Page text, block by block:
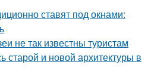
ставят под окнами:
не так известны туристам
старой и новой архитектуры в